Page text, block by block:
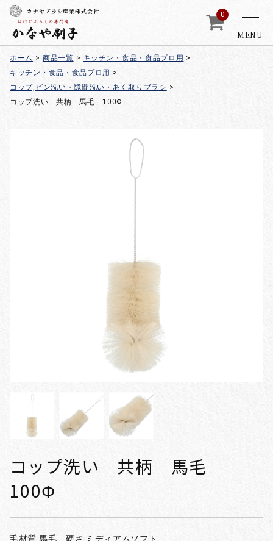
MENU
カナヤブラシ産業株式会社 0
ホーム > 商品一覧 > キッチン・食品・食品プロ用 >
キッチン・食品・食品プロ用 >
コップ,ビン洗い・隙間洗い・あく取りブラシ >
コップ洗い 共柄 馬毛 100Φ
コップ洗い 共柄 馬毛
100Φ
毛材質:馬毛 硬さ:ミディアムソフト